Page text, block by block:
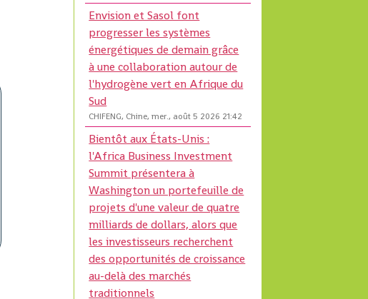
Envision et Sasol font
progresser les systèmes
énergétiques de demain grâce
à une collaboration autour de
l'hydrogène vert en Afrique du
Sud
CHIFENG, Chine, mer., août 5 2026 21:42
Bientôt aux États-Unis :
l'Africa Business Investment
Summit présentera à
Washington un portefeuille de
projets d'une valeur de quatre
milliards de dollars, alors que
les investisseurs recherchent
des opportunités de croissance
au-delà des marchés
traditionnels